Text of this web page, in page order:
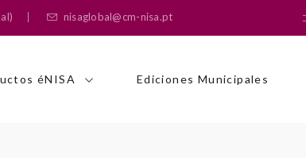
nisaglobal@cm-nisa.pt
éNISA Ediciones Municipales